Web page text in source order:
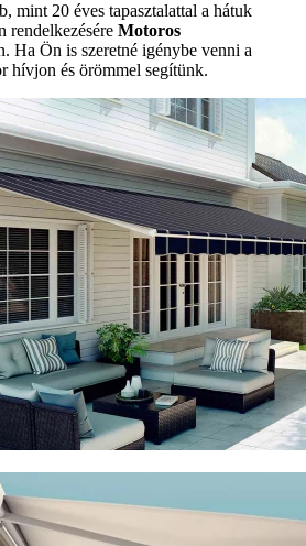
mint 20 éves tapasztalattal a hátuk
rendelkezésére Motoros
Ha Ön is szeretné igénybe venni a
hívjon és örömmel segítünk.